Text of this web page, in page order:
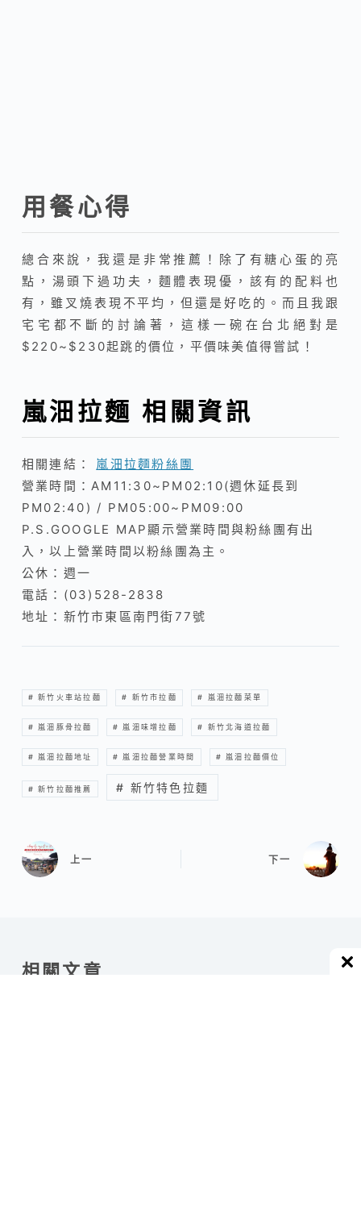
用餐心得
總合來說，我還是非常推薦！除了有糖心蛋的亮
點，湯頭下過功夫，麵體表現優，該有的配料也
有，雖叉燒表現不平均，但還是好吃的。而且我跟
宅宅都不斷的討論著，這樣一碗在台北絕對是
$220~$230起跳的價位，平價味美值得嘗試！
嵐沺拉麵 相關資訊
相關連結： 嵐沺拉麵粉絲團
營業時間：AM11:30~PM02:10(週休延長到
PM02:40) / PM05:00~PM09:00
P.S.GOOGLE MAP顯示營業時間與粉絲團有出
入，以上營業時間以粉絲團為主。
公休：週一
電話：(03)528-2838
地址：新竹市東區南門街77號
# 新竹火車站拉麵 # 新竹市拉麵 # 嵐沺拉麵菜單
# 嵐沺豚骨拉麵 # 嵐沺味增拉麵 # 新竹北海道拉麵
# 嵐沺拉麵地址 # 嵐沺拉麵營業時間 # 嵐沺拉麵價位
# 新竹拉麵推薦 # 新竹特色拉麵
上一 下一
相關文章